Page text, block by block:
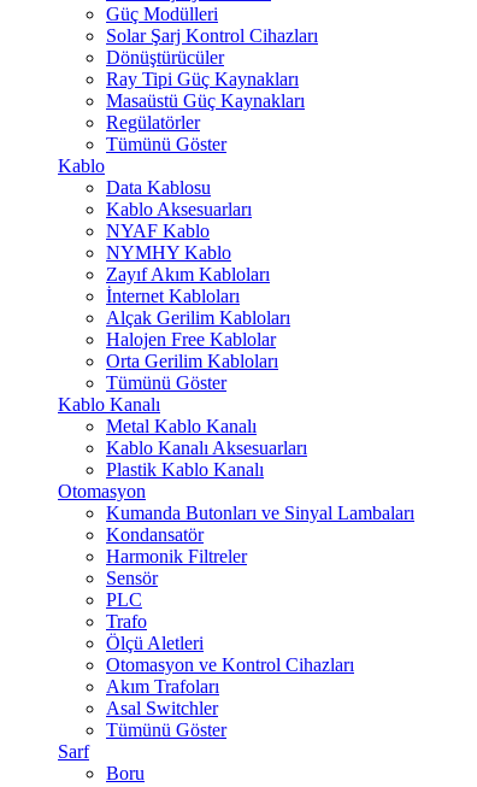
Güç Modülleri
Solar Şarj Kontrol Cihazları
Dönüştürücüler
Ray Tipi Güç Kaynakları
Masaüstü Güç Kaynakları
Regülatörler
Tümünü Göster
Kablo
Data Kablosu
Kablo Aksesuarları
NYAF Kablo
NYMHY Kablo
Zayıf Akım Kabloları
İnternet Kabloları
Alçak Gerilim Kabloları
Halojen Free Kablolar
Orta Gerilim Kabloları
Tümünü Göster
Kablo Kanalı
Metal Kablo Kanalı
Kablo Kanalı Aksesuarları
Plastik Kablo Kanalı
Otomasyon
Kumanda Butonları ve Sinyal Lambaları
Kondansatör
Harmonik Filtreler
Sensör
PLC
Trafo
Ölçü Aletleri
Otomasyon ve Kontrol Cihazları
Akım Trafoları
Asal Switchler
Tümünü Göster
Sarf
Boru